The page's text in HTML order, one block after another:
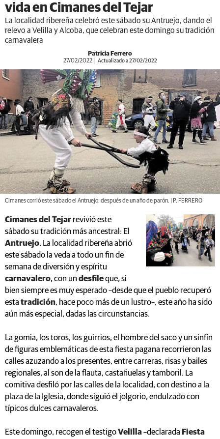
vida en Cimanes del Tejar
La localidad ribereña celebró este sábado su Antruejo, dando el
relevo a Velilla y Alcoba, que celebran este domingo su tradición
carnavalera
Patricia Ferrero
27/02/2022 Actualizado a 27/02/2022
Cimanes corrió este sábado el Antruejo, después de un año de parón. | P. FERRERO
Cimanes del Tejar revivió este
sábado su tradición más ancestral: El
Antruejo. La localidad ribereña abrió
este sábado la veda a todo un fin de
semana de diversión y espíritu
carnavalero, con un desfileque, si
bien siempre es muy esperado –desde que el pueblo recuperó
esta tradición, hace poco más de un lustro–, este año ha sido
aún más especial, dadas las circunstancias.
La gomia, los toros, los guirrios, el hombre del saco y un sinfín
de figuras emblemáticas de esta fiesta pagana recorrieron las
calles azuzando a los presentes, entre carreras, risas y bailes
regionales, al son de la flauta, castañuelas y tamboril. La
comitiva desfiló por las calles de la localidad, con destino a la
plaza de la Iglesia, donde siguió el jolgorio, endulzado con
típicos dulces carnavaleros.
Este domingo, recogen el testigoVelilla–declarada Fiesta